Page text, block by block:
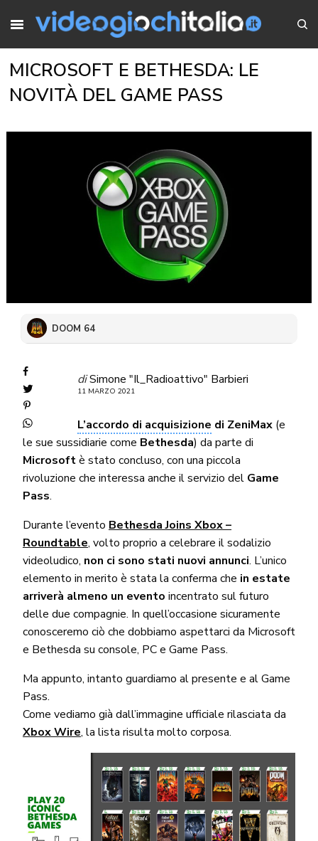
MICROSOFT E BETHESDA: LE
NOVITÀ DEL GAME PASS
DOOM 64
diSimone "Il_Radioattivo" Barbieri
11 MARZO 2021
L’accordo di acquisizione di ZeniMax (e
le sue sussidiarie come Bethesda) da parte di
Microsoftè stato concluso, con una piccola
rivoluzione che interessa anche il servizio del Game
Pass.
Durante l’evento Bethesda Joins Xbox –
Roundtable, volto proprio a celebrare il sodalizio
videoludico, non ci sono stati nuovi annunci. L’unico
elemento in merito è stata la conferma che in estate
arriverà almeno un evento incentrato sul futuro
delle due compagnie. In quell’occasione sicuramente
conosceremo ciò che dobbiamo aspettarci da Microsoft
e Bethesda su console, PC e Game Pass.
Ma appunto, intanto guardiamo al presente e al Game
Pass.
Come vediamo già dall’immagine ufficiale rilasciata da
Xbox Wire, la lista risulta molto corposa.